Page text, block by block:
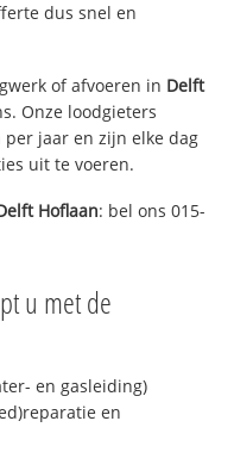
dus snel en
of afvoeren in Delft
Onze loodgieters
jaar en zijn elke dag
uit te voeren.
Hoflaan: bel ons 015-
u met de
en gasleiding)
en